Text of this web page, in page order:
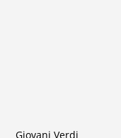
Giovani Verdi